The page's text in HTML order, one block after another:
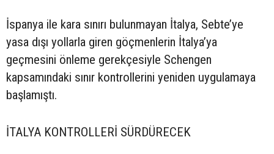
İspanya ile kara sınırı bulunmayan İtalya, Sebte’ye
yasa dışı yollarla giren göçmenlerin İtalya’ya
geçmesini önleme gerekçesiyle Schengen
kapsamındaki sınır kontrollerini yeniden uygulamaya
başlamıştı.
İTALYA KONTROLLERİ SÜRDÜRECEK